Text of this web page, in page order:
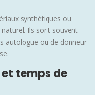
synthétiques ou
naturel. Ils sont souvent
autologue ou de donneur
temps de